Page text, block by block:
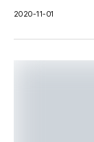
2020-11-01